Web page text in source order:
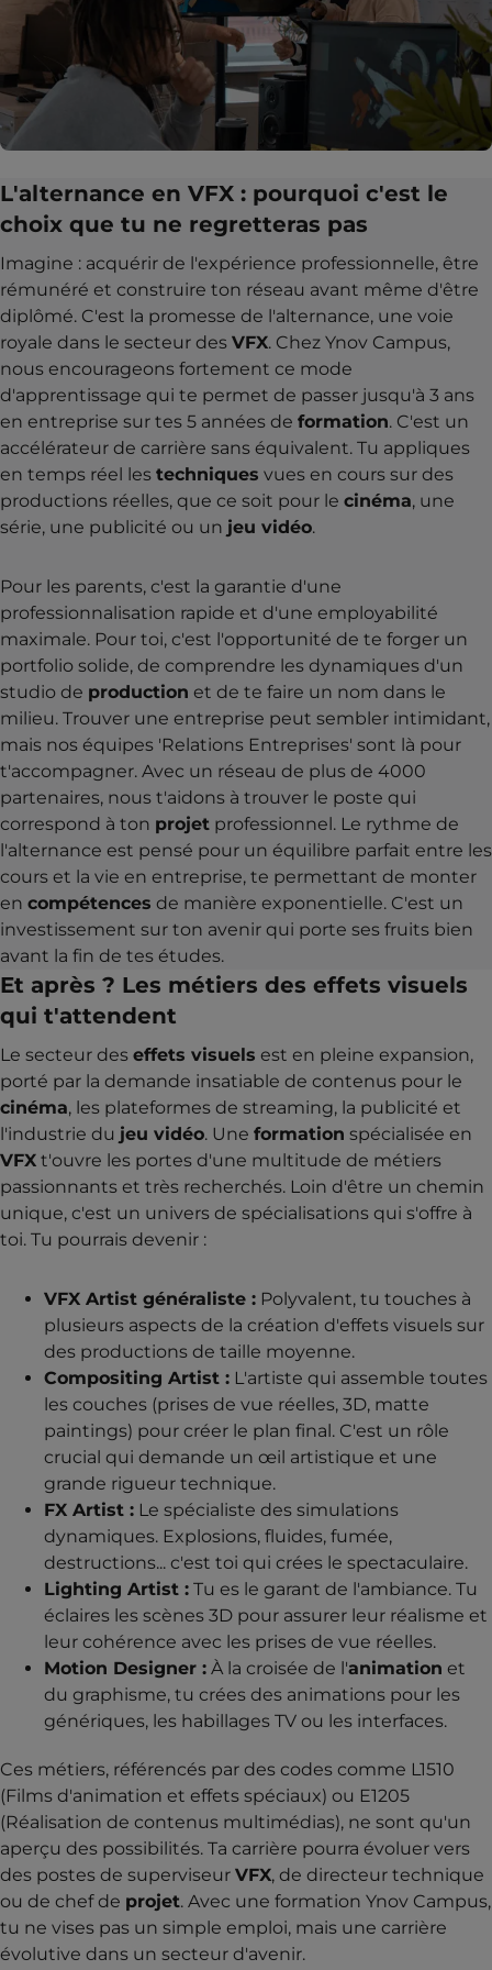
L'alternance en VFX : pourquoi c'est le
choix que tu ne regretteras pas
Imagine : acquérir de l'expérience professionnelle, être
rémunéré et construire ton réseau avant même d'être
diplômé. C'est la promesse de l'alternance, une voie
royale dans le secteur des VFX. Chez Ynov Campus,
nous encourageons fortement ce mode
d'apprentissage qui te permet de passer jusqu'à 3 ans
en entreprise sur tes 5 années de formation. C'est un
accélérateur de carrière sans équivalent. Tu appliques
en temps réel les techniques vues en cours sur des
productions réelles, que ce soit pour le cinéma, une
série, une publicité ou un jeu vidéo.
Pour les parents, c'est la garantie d'une
professionnalisation rapide et d'une employabilité
maximale. Pour toi, c'est l'opportunité de te forger un
portfolio solide, de comprendre les dynamiques d'un
studio de production et de te faire un nom dans le
milieu. Trouver une entreprise peut sembler intimidant,
mais nos équipes 'Relations Entreprises' sont là pour
t'accompagner. Avec un réseau de plus de 4000
partenaires, nous t'aidons à trouver le poste qui
correspond à ton projet professionnel. Le rythme de
l'alternance est pensé pour un équilibre parfait entre les
cours et la vie en entreprise, te permettant de monter
en compétences de manière exponentielle. C'est un
investissement sur ton avenir qui porte ses fruits bien
avant la fin de tes études.
Et après ? Les métiers des effets visuels
qui t'attendent
Le secteur des effets visuels est en pleine expansion,
porté par la demande insatiable de contenus pour le
cinéma, les plateformes de streaming, la publicité et
l'industrie du jeu vidéo. Une formation spécialisée en
VFX t'ouvre les portes d'une multitude de métiers
passionnants et très recherchés. Loin d'être un chemin
unique, c'est un univers de spécialisations qui s'offre à
toi. Tu pourrais devenir :
VFX Artist généraliste : Polyvalent, tu touches à
plusieurs aspects de la création d'effets visuels sur
des productions de taille moyenne.
Compositing Artist : L'artiste qui assemble toutes
les couches (prises de vue réelles, 3D, matte
paintings) pour créer le plan final. C'est un rôle
crucial qui demande un œil artistique et une
grande rigueur technique.
FX Artist : Le spécialiste des simulations
dynamiques. Explosions, fluides, fumée,
destructions... c'est toi qui crées le spectaculaire.
Lighting Artist : Tu es le garant de l'ambiance. Tu
éclaires les scènes 3D pour assurer leur réalisme et
leur cohérence avec les prises de vue réelles.
Motion Designer : À la croisée de l'animation et
du graphisme, tu crées des animations pour les
génériques, les habillages TV ou les interfaces.
Ces métiers, référencés par des codes comme L1510
(Films d'animation et effets spéciaux) ou E1205
(Réalisation de contenus multimédias), ne sont qu'un
aperçu des possibilités. Ta carrière pourra évoluer vers
des postes de superviseur VFX, de directeur technique
ou de chef de projet. Avec une formation Ynov Campus,
tu ne vises pas un simple emploi, mais une carrière
évolutive dans un secteur d'avenir.